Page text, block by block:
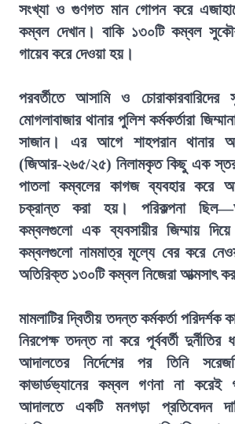
সংখ্যা ও গুণগত মান গোপন করে
কম্বল দেখান। বাকি ১৩০টি কম্বল
গায়েব করে দেওয়া হয়।
পরবর্তীতে আসামি ও চোরাকারবারিদের
মোগলাবাজার থানার পুলিশ কর্মকর্তারা
সাজান। এর আগে শাহপরান থানার
(জিআর-২৬৫/২৫) নিলামকৃত কিছু এক
পাতলা কম্বলের কাগজ ব্যবহার করে
চক্রান্ত করা হয়। পরিকল্পনা
কম্বলগুলো এক ব্যবসায়ীর জিম্মায় দিয়ে
কম্বলগুলো নামমাত্র মূল্যে বের করে
অতিরিক্ত ১৩০টি কম্বল নিজেরা আত্মসাৎ
মামলাটির দ্বিতীয় তদন্ত কর্মকর্তা
নিরপেক্ষ তদন্ত না করে পূর্ববর্তী দুর্নীতির
আদালতের নির্দেশের পর তিনি
কাভার্ডভ্যানের কম্বল গণনা না
আদালতে একটি মনগড়া প্রতিবেদন